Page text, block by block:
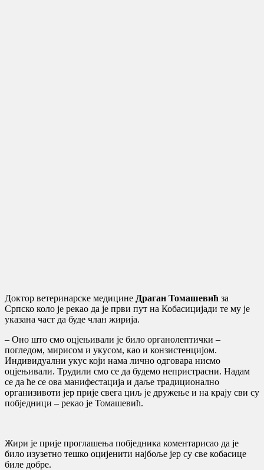
Доктор ветеринарске медицине Драган Томашевић за
Српско коло је рекао да је први пут на Кобасицијади те му је
указана част да буде члан жирија.
– Оно што смо оцјењивали је било органолептички –
погледом, мирисом и укусом, као и конзистенцијом.
Индивидуални укус који нама лично одговара нисмо
оцјењивали. Трудили смо се да будемо непристрасни. Надам
се да ће се ова манифестација и даље традиционално
организивоти јер прије свега циљ је дружење и на крају сви су
побједници – рекао је Томашевић.
Жири је прије проглашења побједника коментарисао да је
било изузетно тешко оцијенити најбоље јер су све кобасице
биле добре.